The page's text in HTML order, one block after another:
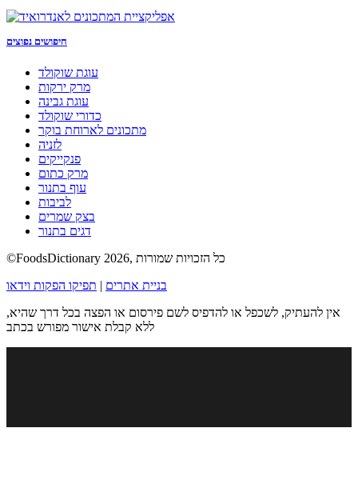
חיפושים נפוצים
עוגת שוקולד
מרק ירקות
עוגת גבינה
כדורי שוקולד
מתכונים לארוחת בוקר
לזניה
פנקייקים
מרק כתום
עוף בתנור
לביבות
בצק שמרים
דגים בתנור
©FoodsDictionary 2026, כל הזכויות שמורות
בניית אתרים | תפיקו הפקות וידאו
אין להעתיק, לשכפל או להדפיס לשם פירסום או הפצה בכל דרך שהיא,
ללא קבלת אישור מפורש בכתב